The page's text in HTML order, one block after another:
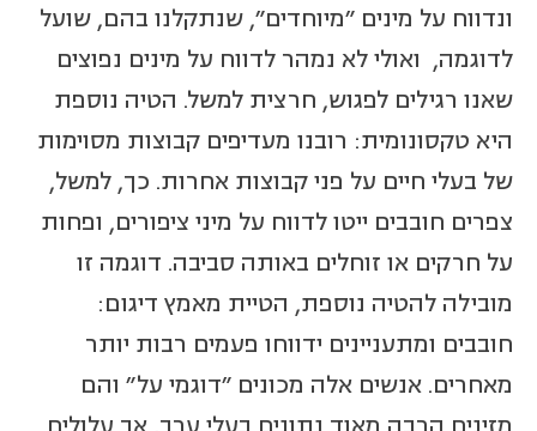
ונדווח על מינים "מיוחדים", שנתקלנו בהם, שועל
לדוגמה, ואולי לא נמהר לדווח על מינים נפוצים
שאנו רגילים לפגוש, חרצית למשל. הטיה נוספת
היא טקסונומית: רובנו מעדיפים קבוצות מסוימות
של בעלי חיים על פני קבוצות אחרות. כך, למשל,
צפרים חובבים ייטו לדווח על מיני ציפורים, ופחות
על חרקים או זוחלים באותה סביבה. דוגמה זו
מובילה להטיה נוספת, הטיית מאמץ דיגום:
חובבים ומתעניינים ידווחו פעמים רבות יותר
מאחרים. אנשים אלה מכונים "דוגמי על" והם